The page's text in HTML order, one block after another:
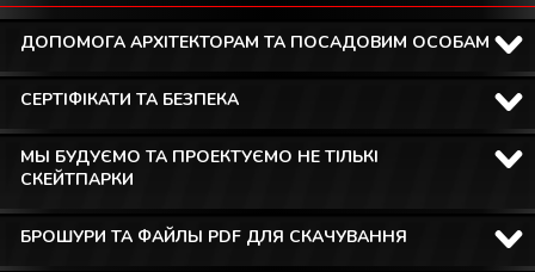
ДОПОМОГА АРХІТЕКТОРАМ ТА ПОСАДОВИМ ОСОБАМ
СЕРТІФІКАТИ ТА БЕЗПЕКА
МЫ БУДУЄМО ТА ПРОЕКТУЄМО НЕ ТІЛЬКІ
СКЕЙТПАРКИ
БРОШУРИ ТА ФАЙЛЫ PDF ДЛЯ СКАЧУВАННЯ